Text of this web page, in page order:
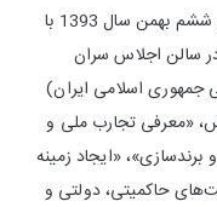
حوزه‌های صنعت و تجارت، در روزهای پنجم و ششم بهمن سال 1393 با
سالن اجلاس سران
جمهوری اسلامی ایران)
«معرفی تجارب ملی و
«ایجاد زمینه
حاکمیتی، دولتی و